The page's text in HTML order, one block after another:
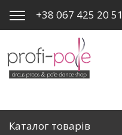
+38 067 425 20 51
Каталог товарів